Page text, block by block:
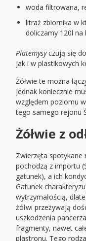
woda filtrowana,
litraż zbiornika w
doliczamy 120l na
Platemysyczują się
jak i w plastikowych
Żółwie te można
jednak koniecznie
względem poziomu
tego samego rejonu
Żółwie z
Zwierzęta spotykane
pochodzą z importu
gatunek), a ich
Gatunek
wytrzymałością,
żółwi przeżywają
uszkodzenia
fragmenty, nawet
plastronu. Tego